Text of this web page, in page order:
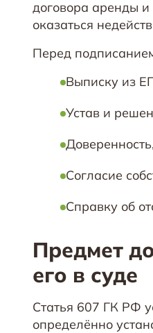
договора аренды
оказаться
Перед
Выписку из
Устав и
Согласие
Справку об
Предмет
его в суде
Статья 607 ГК РФ
определённо